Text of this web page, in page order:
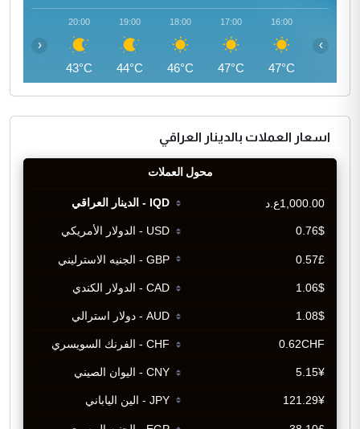
16:00
47°C
17:00
47°C
18:00
46°C
19:00
44°C
20:00
43°C
‹ ›
اسعار العملات بالدينار العراقي